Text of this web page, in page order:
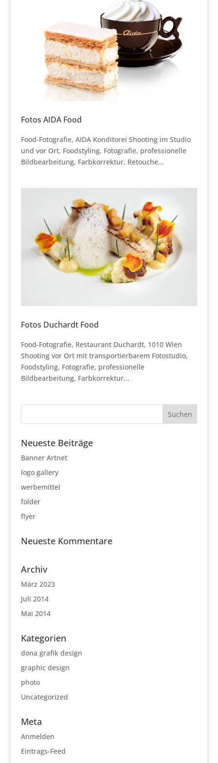
Fotos AIDA Food
Food-Fotografie, AIDA Konditorei Shooting im Studio
und vor Ort, Foodstyling, Fotografie, professionelle
Bildbearbeitung, Farbkorrektur, Retouche...
Fotos Duchardt Food
Food-Fotografie, Restaurant Duchardt, 1010 Wien
Shooting vor Ort mit transportierbarem Fotostudio,
Foodstyling, Fotografie, professionelle
Bildbearbeitung, Farbkorrektur...
Neueste Beiträge
Banner Artnet
logo gallery
werbemittel
folder
flyer
Neueste Kommentare
Archiv
März 2023
Juli 2014
Mai 2014
Kategorien
dona grafik design
graphic design
photo
Uncategorized
Meta
Anmelden
Eintrags-Feed